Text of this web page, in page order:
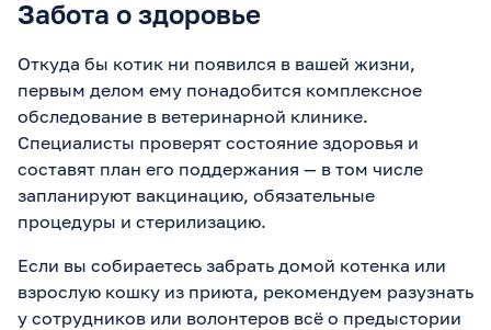
Забота о здоровье
Откуда бы котик ни появился в вашей жизни,
первым делом ему понадобится комплексное
обследование в ветеринарной клинике.
Специалисты проверят состояние здоровья и
составят план его поддержания — в том числе
запланируют вакцинацию, обязательные
процедуры и стерилизацию.
Если вы собираетесь забрать домой котенка или
взрослую кошку из приюта, рекомендуем разузнать
у сотрудников или волонтеров всё о предыстории